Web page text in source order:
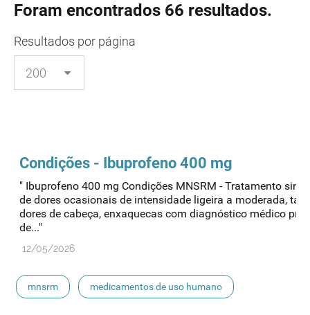
Foram encontrados 66 resultados.
Resultados por página
Condições - Ibuprofeno 400 mg
" Ibuprofeno 400 mg Condições MNSRM - Tratamento
de dores ocasionais de intensidade ligeira a moderada,
dores de cabeça, enxaquecas com diagnóstico médico
de..."
12/05/2026
mnsrm medicamentos de uso humano